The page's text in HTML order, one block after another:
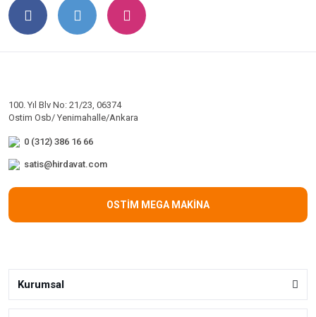
100. Yıl Blv No: 21/23, 06374
Ostim Osb/ Yenimahalle/Ankara
0 (312) 386 16 66
satis@hirdavat.com
OSTİM MEGA MAKİNA
Kurumsal